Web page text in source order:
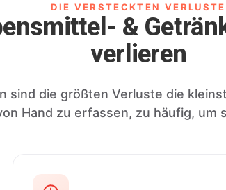
DIE VERSTECKTEN VERLUSTE
&
verlieren
sind die größten Verluste die
Hand zu erfassen, zu häufig, um